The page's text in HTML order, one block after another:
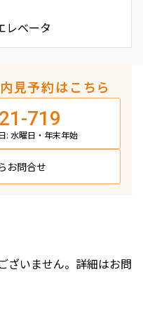
レベータ
見予約はこちら
719
: 水曜日・年末年始
お問合せ
ざいません。詳細はお問